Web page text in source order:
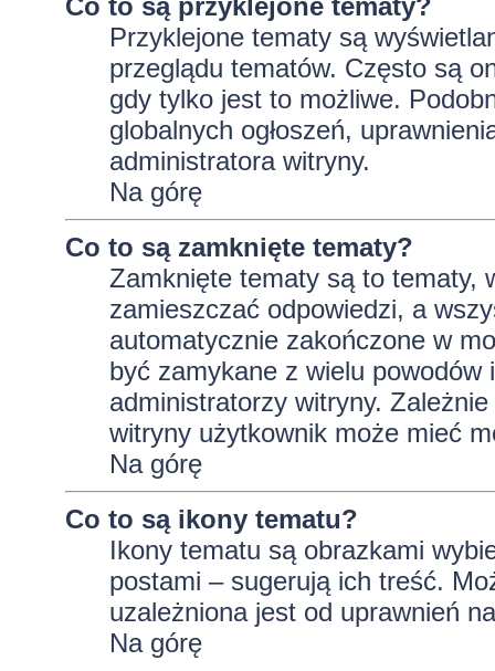
Co to są przyklejone tematy?
Przyklejone tematy są
przeglądu tematów. Często są
gdy tylko jest to możliwe.
globalnych ogłoszeń,
administratora witryny.
Na górę
Co to są zamknięte tematy?
Zamknięte tematy są to tematy,
zamieszczać odpowiedzi, a
automatycznie zakończone w
być zamykane z wielu
administratorzy witryny.
witryny użytkownik może mieć
Na górę
Co to są ikony tematu?
Ikony tematu są obrazkami
postami – sugerują ich treść.
uzależniona jest od uprawnień
Na górę